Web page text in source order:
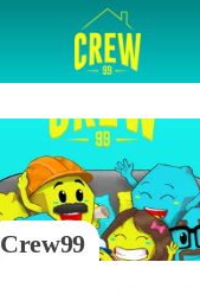
Crew99